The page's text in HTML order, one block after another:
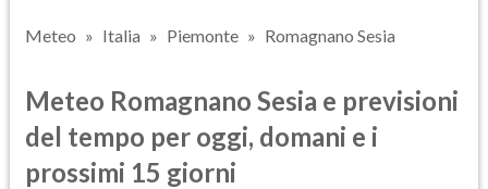
Meteo Italia Piemonte Romagnano Sesia
Meteo Romagnano Sesia e previsioni
del tempo per oggi, domani e i
prossimi 15 giorni